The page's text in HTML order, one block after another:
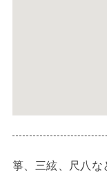
箏、三絃、尺八な